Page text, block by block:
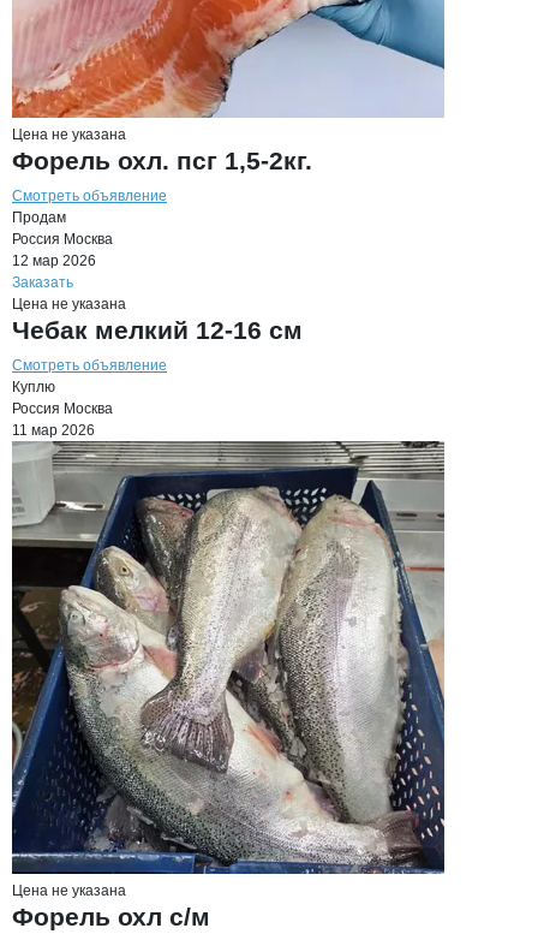
Цена не указана
Форель охл. псг 1,5-2кг.
Смотреть объявление
Продам
Россия Москва
12 мар 2026
Заказать
Цена не указана
Чебак мелкий 12-16 см
Смотреть объявление
Куплю
Россия Москва
11 мар 2026
Цена не указана
Форель охл с/м